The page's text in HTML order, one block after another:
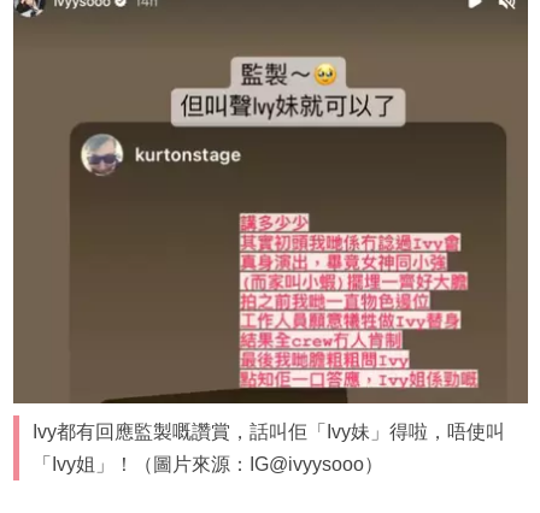
Ivy都有回應監製嘅讚賞，話叫佢「Ivy妹」得啦，唔使叫
「Ivy姐」！（圖片來源：IG@ivyysooo）